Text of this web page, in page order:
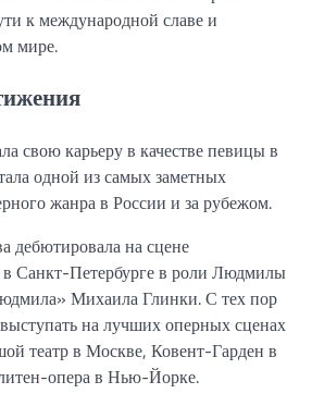
к международной славе и
мире.
свою карьеру в качестве певицы в
одной из самых заметных
жанра в России и за рубежом.
дебютировала на сцене
в Санкт-Петербурге в роли Людмилы
Михаила Глинки. С тех пор
на лучших оперных сценах
театр в Москве, Ковент-Гарден в
опера в Нью-Йорке.